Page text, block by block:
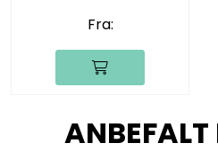
Fra:
ANBEFALT